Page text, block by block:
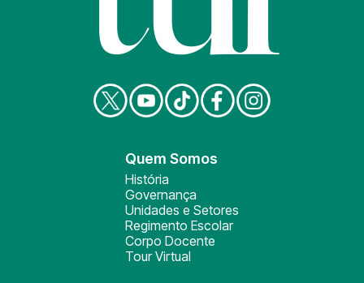
Quem Somos
História
Governança
Unidades e Setores
Regimento Escolar
Corpo Docente
Tour Virtual